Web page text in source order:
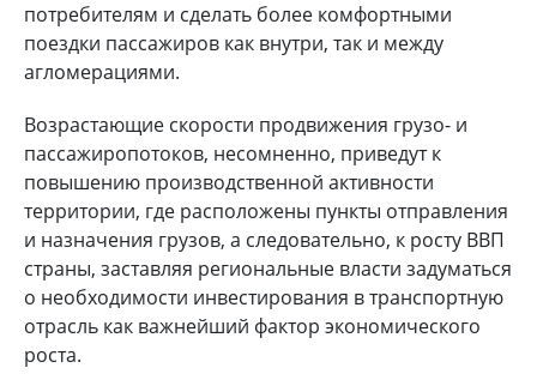
потребителям и сделать более комфортными
поездки пассажиров как внутри, так и между
агломерациями.
Возрастающие скорости продвижения грузо- и
пассажиропотоков, несомненно, приведут к
повышению производственной активности
территории, где расположены пункты отправления
и назначения грузов, а следовательно, к росту ВВП
страны, заставляя региональные власти задуматься
о необходимости инвестирования в транспортную
отрасль как важнейший фактор экономического
роста.